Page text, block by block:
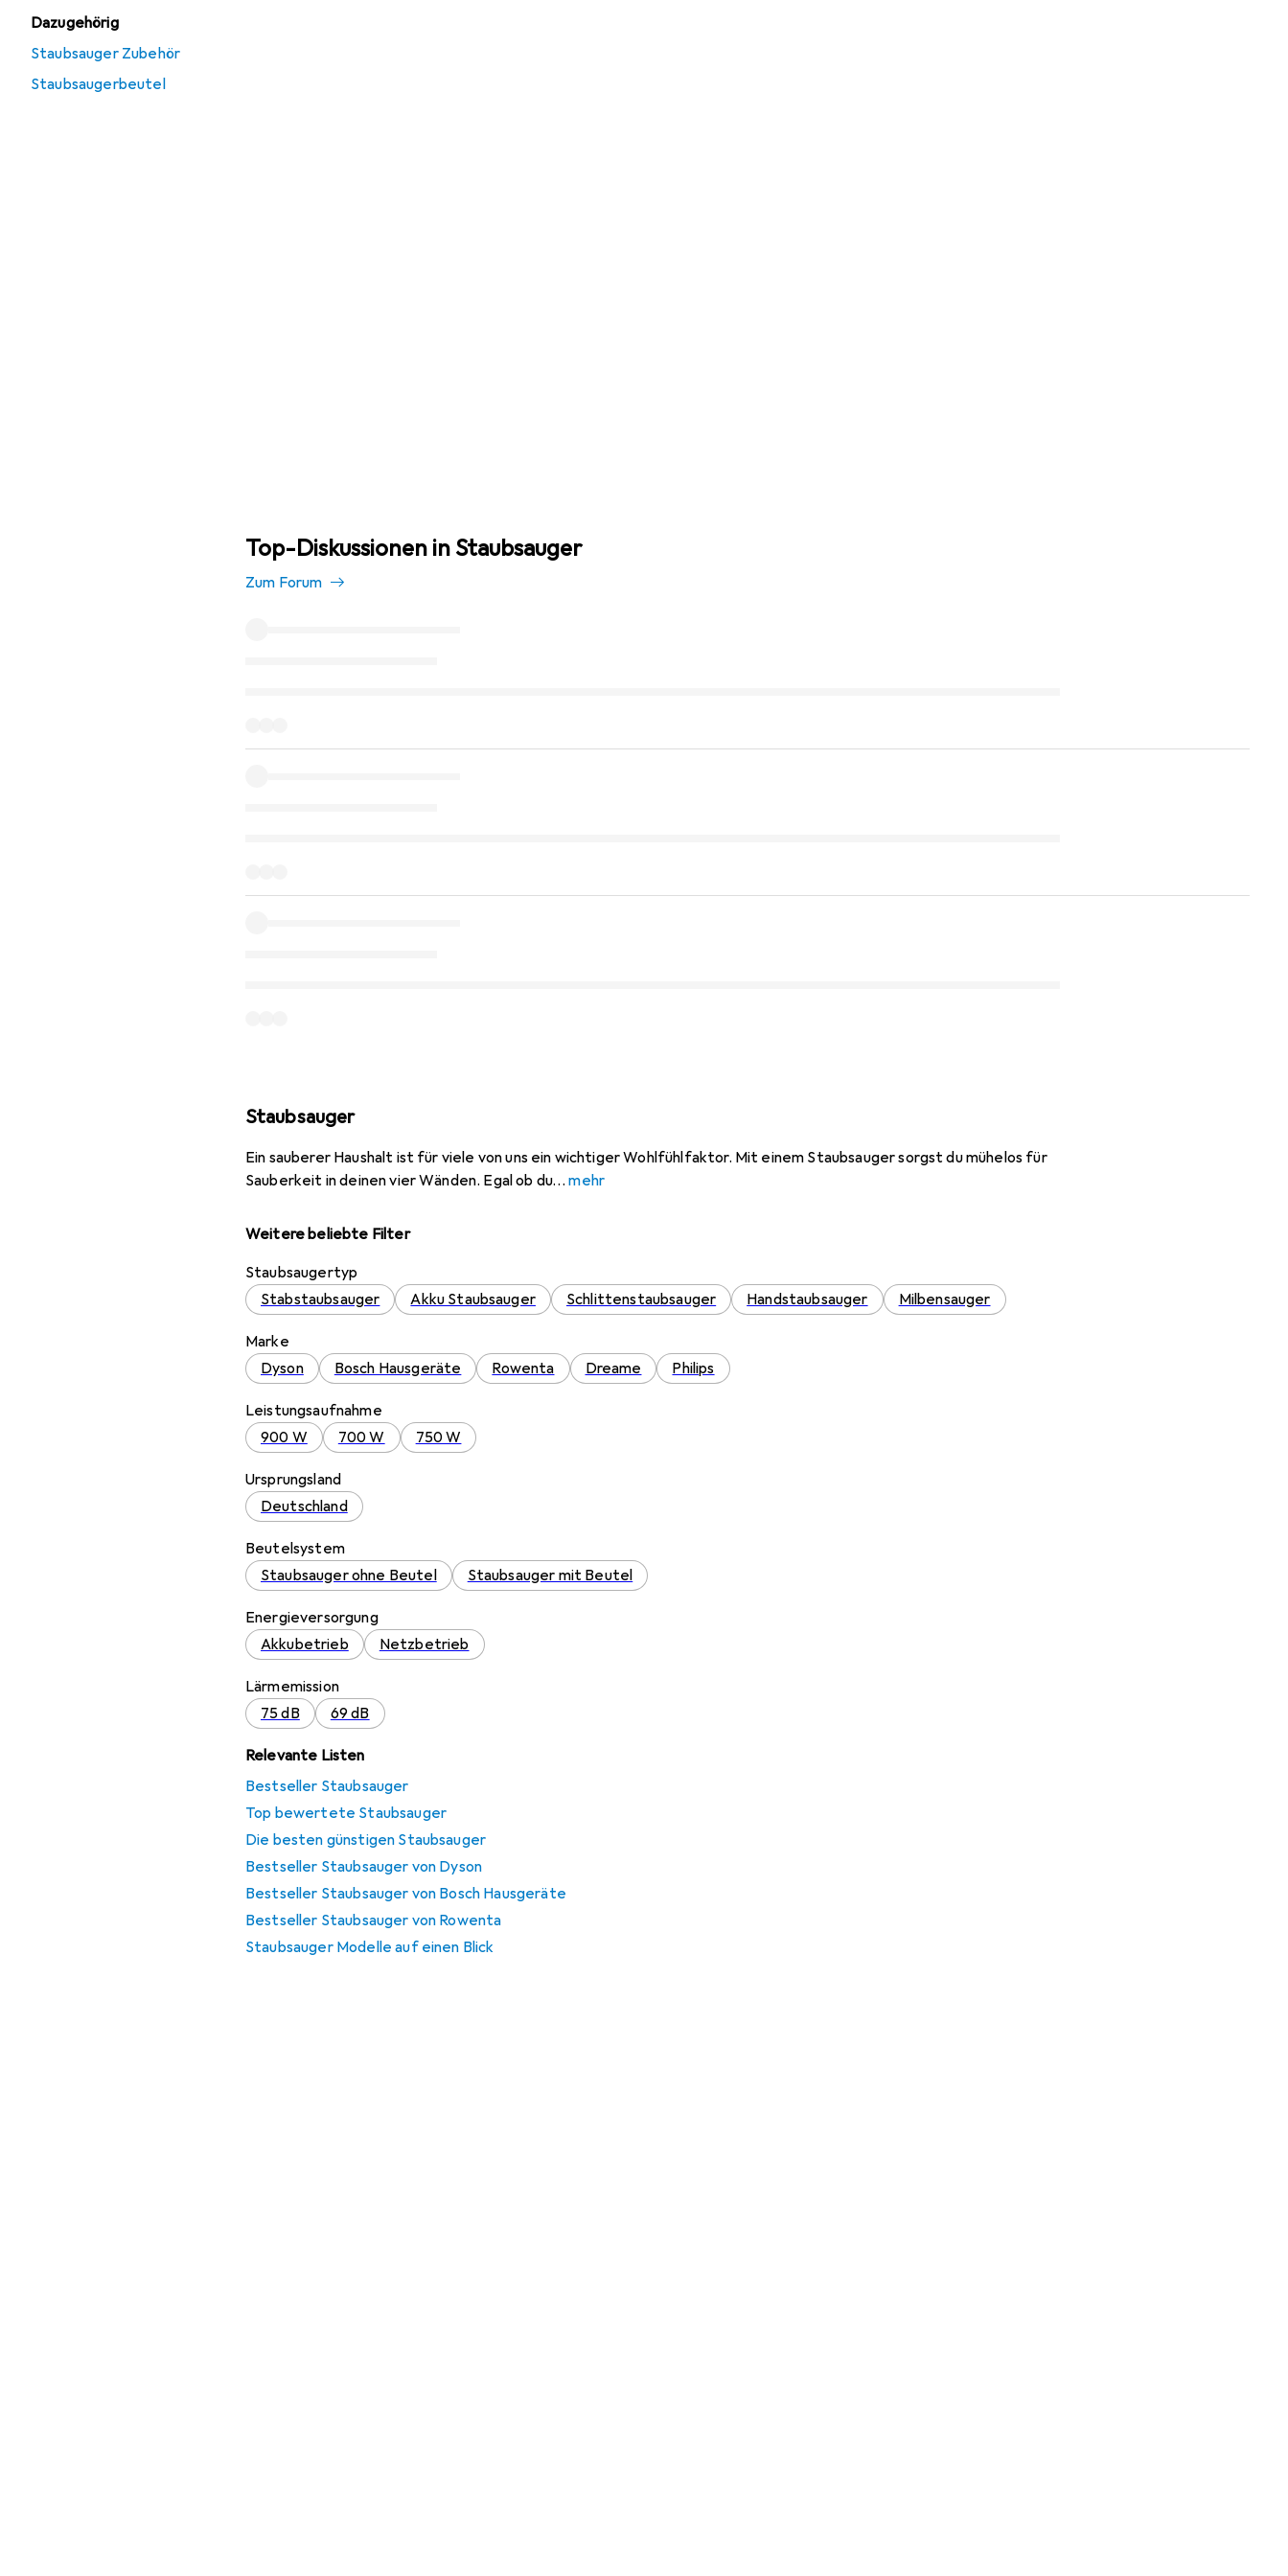
Dazugehörig
Staubsauger Zubehör
Staubsaugerbeutel
Top-Diskussionen in Staubsauger
Zum Forum
Staubsauger
Ein sauberer Haushalt ist für viele von uns ein wichtiger Wohlfühlfaktor. Mit einem Staubsauger sorgst du mühelos für
Sauberkeit in deinen vier Wänden. Egal ob du
mehr
Weitere beliebte Filter
Staubsaugertyp
Stabstaubsauger
Akku Staubsauger Schlittenstaubsauger Handstaubsauger Milbensauger
Marke
Dyson
Bosch Hausgeräte Rowenta Dreame Philips
Leistungsaufnahme
900 W
700 W 750 W
Ursprungsland
Deutschland
Beutelsystem
Staubsauger ohne Beutel
Staubsauger mit Beutel
Energieversorgung
Akkubetrieb
Netzbetrieb
Lärmemission
75 dB
69 dB
Relevante Listen
Bestseller Staubsauger
Top bewertete Staubsauger
Die besten günstigen Staubsauger
Bestseller Staubsauger von Dyson
Bestseller Staubsauger von Bosch Hausgeräte
Bestseller Staubsauger von Rowenta
Staubsauger Modelle auf einen Blick